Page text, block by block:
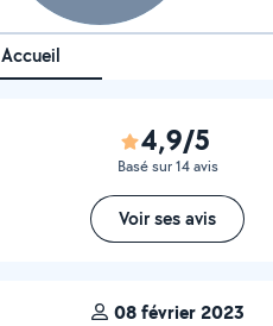
Accueil
4,9/5
Basé sur 14 avis
Voir ses avis
08 février 2023